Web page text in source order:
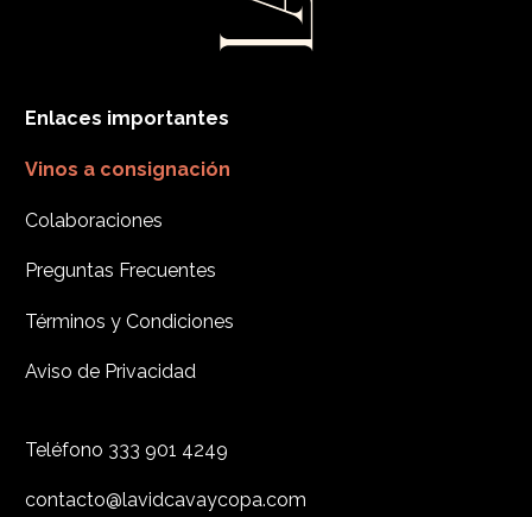
Enlaces importantes
Vinos a consignación
Colaboraciones
Preguntas Frecuentes
Términos y Condiciones
Aviso de Privacidad
Teléfono 333 901 4249
contacto@lavidcavaycopa.com